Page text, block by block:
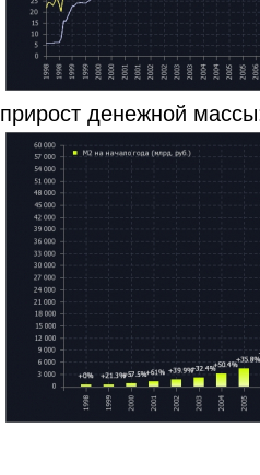
прирост денежной